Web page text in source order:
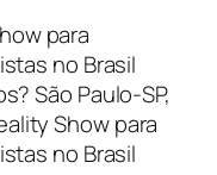
São Paulo-SP,
Show para
no Brasil